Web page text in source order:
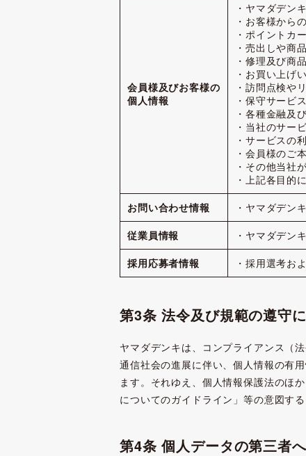
会員様及びお客様の
個人情報
・ヤマダデン
・お客様から
・ポイントカ
・売出しや商
・修理及び商
・お買い上げ
・訪問点検や
・保守サービ
・各種金融及
・当社のサー
・サービスの
・会員様のご
・その他当社
・上記各目的
お問い合わせ情報
・ヤマダデン
従業員情報
・ヤマダデン
採用応募者情報
・採用選考お
第3条 法令及び規範の遵守
ヤマダデンキは、コンプライアンス（
通信社会の進展に伴い、個人情報の有
ます。それゆえ、個人情報保護法のほ
についてのガイドライン」等の意図す
第4条 個人データの第三者